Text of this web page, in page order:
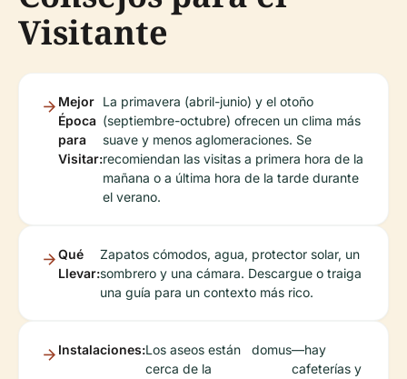
Visitante
Mejor
Época
para
Visitar:
La primavera (abril-junio) y el otoño
(septiembre-octubre) ofrecen un clima más
suave y menos aglomeraciones. Se
recomiendan las visitas a primera hora de la
mañana o a última hora de la tarde durante
el verano.
Qué
Llevar:
Zapatos cómodos, agua, protector solar, un
sombrero y una cámara. Descargue o traiga
una guía para un contexto más rico.
Instalaciones:Los aseos están
cerca de la
domus—hay
cafeterías y